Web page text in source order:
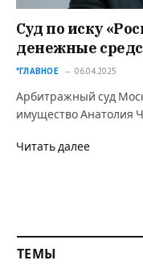
Суд по иску
денежные
*ГЛАВНОЕ 06.04.2025
Арбитражный суд
имущество Анатолия
Читать далее
ТЕМЫ